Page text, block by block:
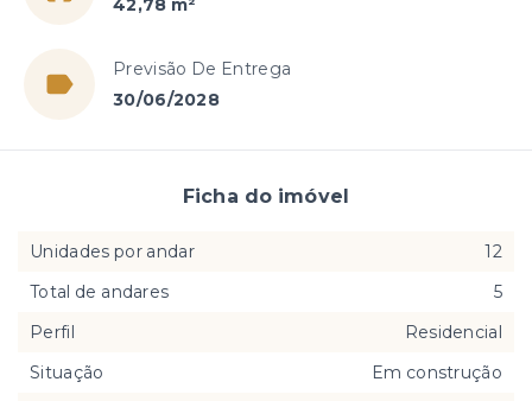
42,78 m²
Previsão De Entrega
30/06/2028
Ficha do imóvel
Unidades por andar
12
Total de andares
5
Perfil
Residencial
Situação
Em construção